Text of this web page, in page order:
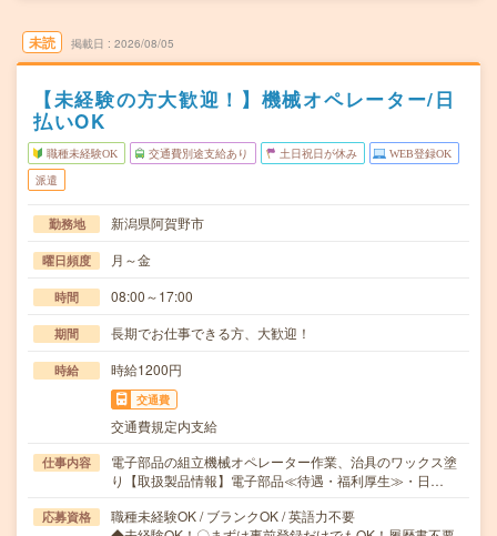
未読 掲載日 2026/08/05
【未経験の方大歓迎！】機械オペレーター/日
払いOK
職種未経験OK 交通費別途支給あり 土日祝日が休み WEB登録OK
派遣
勤務地 新潟県阿賀野市
曜日頻度 月～金
時間 08:00～17:00
期間 長期でお仕事できる方、大歓迎！
時給 時給1200円
交通費
交通費規定内支給
仕事内容
電子部品の組立機械オペレーター作業、治具のワックス塗
り【取扱製品情報】電子部品≪待遇・福利厚生≫・日…
応募資格
職種未経験OK / ブランクOK / 英語力不要